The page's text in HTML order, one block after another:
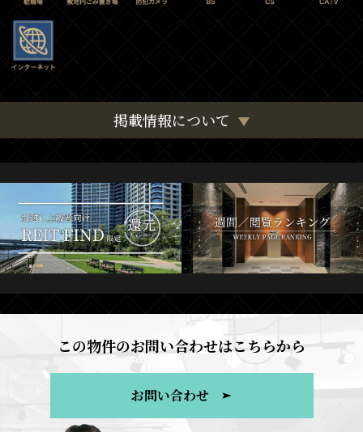
掲載情報について
この物件のお問い合わせはこちらから
お問い合わせ